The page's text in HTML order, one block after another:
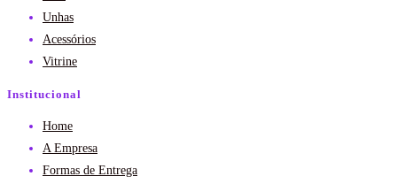
Unhas
Acessórios
Vitrine
Institucional
Home
A Empresa
Formas de Entrega